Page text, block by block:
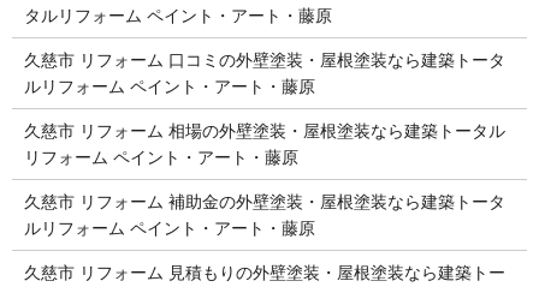
タルリフォーム ペイント・アート・藤原
久慈市 リフォーム 口コミの外壁塗装・屋根塗装なら建築トータ
ルリフォーム ペイント・アート・藤原
久慈市 リフォーム 相場の外壁塗装・屋根塗装なら建築トータル
リフォーム ペイント・アート・藤原
久慈市 リフォーム 補助金の外壁塗装・屋根塗装なら建築トータ
ルリフォーム ペイント・アート・藤原
久慈市 リフォーム 見積もりの外壁塗装・屋根塗装なら建築トー